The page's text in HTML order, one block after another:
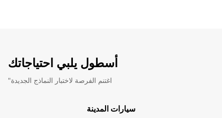
أسطول يلبي احتياجاتك
"اغتنم الفرصة لاختبار النماذج الجديدة
سيارات المدينة